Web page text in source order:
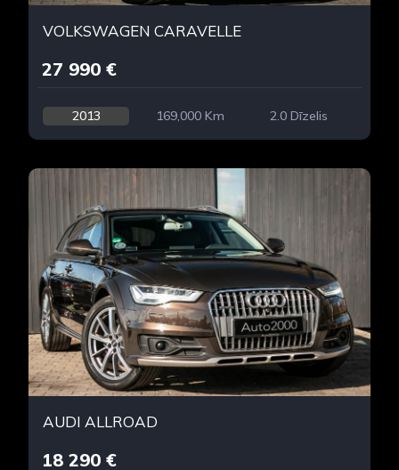
VOLKSWAGEN CARAVELLE
27 990 €
2013 169,000 Km 2.0 Dīzelis
AUDI ALLROAD
18 290 €